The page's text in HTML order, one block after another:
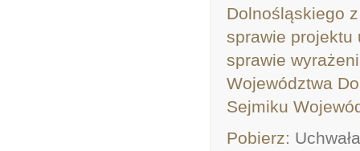
Dolnośląskiego
sprawie projektu
sprawie
Województwa
Sejmiku
Pobierz: